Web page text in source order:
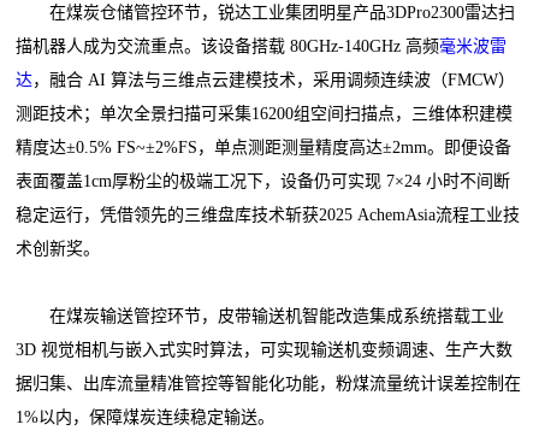
在煤炭仓储管控环节，锐达工业集团明星产品3DPro2300雷达扫
描机器人成为交流重点。该设备搭载 80GHz-140GHz 高频毫米波雷
达，融合 AI 算法与三维点云建模技术，采用调频连续波（FMCW）
测距技术；单次全景扫描可采集16200组空间扫描点，三维体积建模
精度达±0.5% FS~±2%FS，单点测距测量精度高达±2mm。即便设备
表面覆盖1cm厚粉尘的极端工况下，设备仍可实现 7×24 小时不间断
稳定运行，凭借领先的三维盘库技术斩获2025 AchemAsia流程工业技
术创新奖。
在煤炭输送管控环节，皮带输送机智能改造集成系统搭载工业
3D 视觉相机与嵌入式实时算法，可实现输送机变频调速、生产大数
据归集、出库流量精准管控等智能化功能，粉煤流量统计误差控制在
1%以内，保障煤炭连续稳定输送。